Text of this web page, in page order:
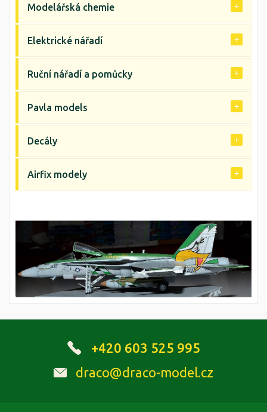
Modelářská chemie
Elektrické nářadí
Ruční nářadí a pomůcky
Pavla models
Decály
Airfix modely
+420 603 525 995
draco@draco-model.cz